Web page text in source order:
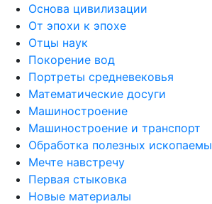
Основа цивилизации
От эпохи к эпохе
Отцы наук
Покорение вод
Портреты средневековья
Математические досуги
Машиностроение
Машиностроение и транспорт
Обработка полезных
Мечте навстречу
Первая стыковка
Новые материалы